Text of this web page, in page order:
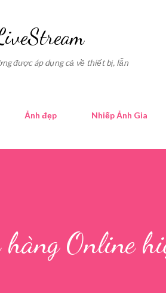
được áp dụng cả về thiết bị, lẫn
Ảnh đẹp Nhiếp Ảnh Gia
Online